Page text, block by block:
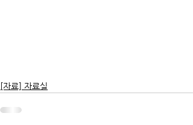
[자료] 자료실